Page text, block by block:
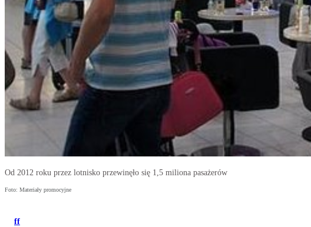
Od 2012 roku przez lotnisko przewinęło się 1,5 miliona pasażerów
Foto: Materiały promocyjne
ff